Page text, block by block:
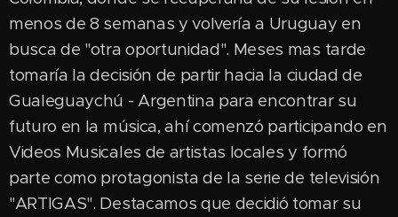
menos de 8 semanas y volvería a Uruguay en
busca de "otra oportunidad". Meses mas tarde
tomaría la decisión de partir hacia la ciudad de
Gualeguaychú - Argentina para encontrar su
futuro en la música, ahí comenzó participando en
Videos Musicales de artistas locales y formó
parte como protagonista de la serie de televisión
"ARTIGAS". Destacamos que decidió tomar su